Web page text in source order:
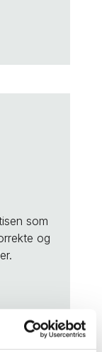
som
og